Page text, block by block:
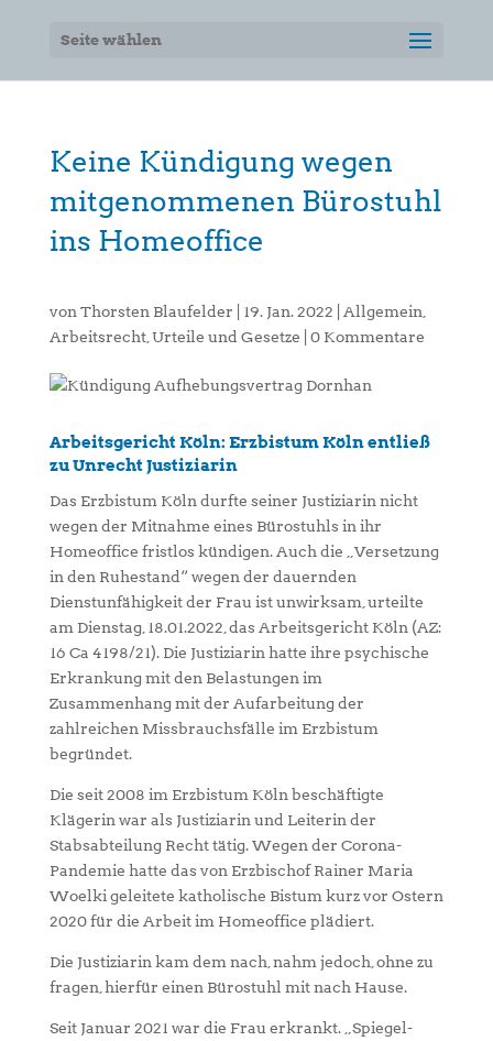
Seite wählen
Keine Kündigung wegen
mitgenommenen Bürostuhl
ins Homeoffice
von Thorsten Blaufelder 19. Jan. 2022 Allgemein
Arbeitsrecht, Urteile und Gesetze 0 Kommentare
Arbeitsgericht Köln: Erzbistum Köln entließ
zu Unrecht Justiziarin
Das Erzbistum Köln durfte seiner Justiziarin nicht
wegen der Mitnahme eines Bürostuhls in ihr
Homeoffice fristlos kündigen. Auch die „Versetzung
in den Ruhestand“ wegen der dauernden
Dienstunfähigkeit der Frau ist unwirksam, urteilte
am Dienstag, 18.01.2022, das Arbeitsgericht Köln (AZ:
16 Ca 4198/21). Die Justiziarin hatte ihre psychische
Erkrankung mit den Belastungen im
Zusammenhang mit der Aufarbeitung der
zahlreichen Missbrauchsfälle im Erzbistum
begründet.
Die seit 2008 im Erzbistum Köln beschäftigte
Klägerin war als Justiziarin und Leiterin der
Stabsabteilung Recht tätig. Wegen der Corona-
Pandemie hatte das von Erzbischof Rainer Maria
Woelki geleitete katholische Bistum kurz vor Ostern
2020 für die Arbeit im Homeoffice plädiert.
Die Justiziarin kam dem nach, nahm jedoch, ohne zu
fragen, hierfür einen Bürostuhl mit nach Hause.
Seit Januar 2021 war die Frau erkrankt. „Spiegel-